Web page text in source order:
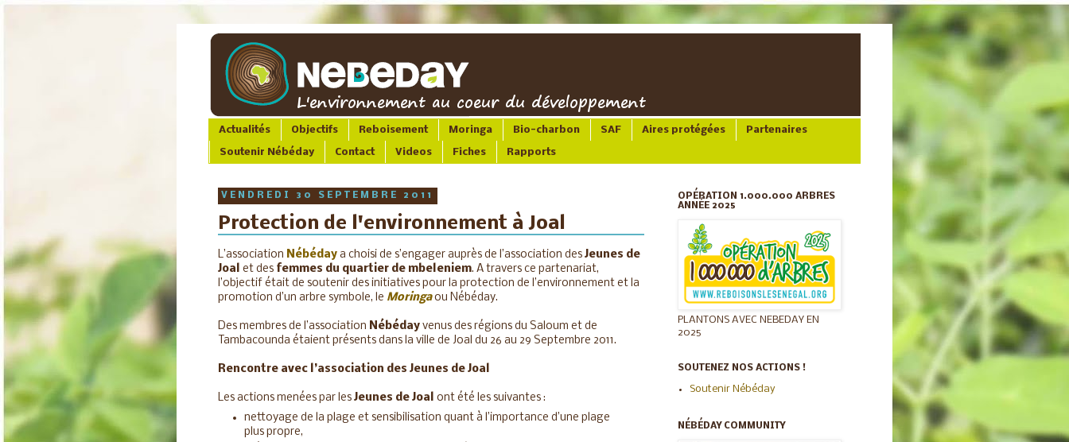
Actualités Objectifs Reboisement Moringa Bio-charbon SAF Aires protégées Partenaires
Soutenir Nébéday Contact Videos Fiches Rapports
VENDREDI 30 SEPTEMBRE 2011
Protection de l'environnement à Joal
L’association Nébéday a choisi de s’engager auprès de l’association des Jeunes de
Joal et des femmes du quartier de mbeleniem. A travers ce partenariat,
l’objectif était de soutenir des initiatives pour la protection de l’environnement et la
promotion d’un arbre symbole, le Moringaou Nébéday.
Des membres de l’association Nébéday venus des régions du Saloum et de
Tambacounda étaient présents dans la ville de Joal du 26 au 29 Septembre 2011.
Rencontre avec l’association des Jeunes de Joal
Les actions menées par les Jeunes de Joal ont été les suivantes :
nettoyage de la plage et sensibilisation quant à l’importance d’une plage
plus propre,
OPÉRATION 1.000.000 ARBRES
ANNÉE 2025
PLANTONS AVEC NEBEDAY EN
2025
SOUTENEZ NOS ACTIONS !
Soutenir Nébéday
NÉBÉDAY COMMUNITY